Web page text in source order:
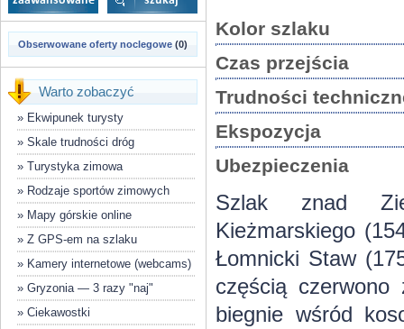
Kolor szlaku
Czas przejścia
Trudności
Ekspozycja
Ubezpieczenia
Szlak znad
Kieżmarskiego
Łomnicki Staw
częścią czerwono
biegnie wśród
Obserwowane oferty noclegowe (0)
Warto zobaczyć
» Ekwipunek turysty
» Skale trudności dróg
» Turystyka zimowa
» Rodzaje sportów zimowych
» Mapy górskie online
» Z GPS-em na szlaku
» Kamery internetowe (webcams)
» Gryzonia — 3 razy "naj"
» Ciekawostki